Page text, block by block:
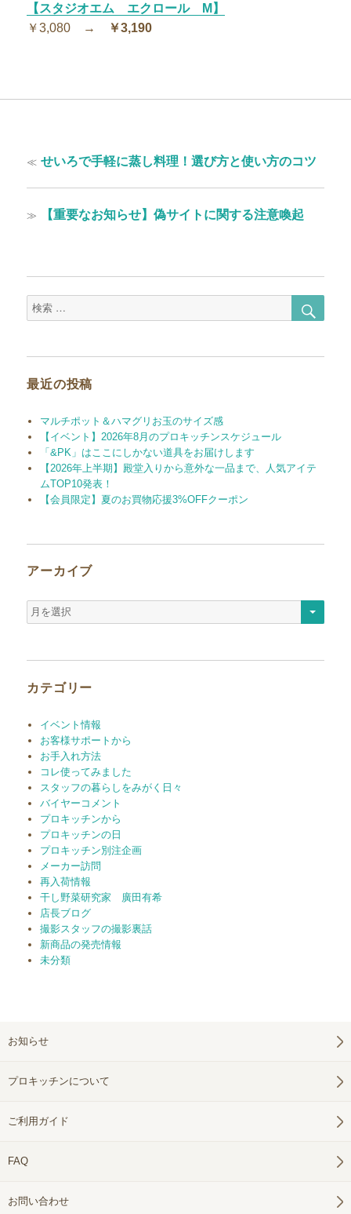
【スタジオエム エクロール M】
￥3,080 →
￥3,190
稿
ナ
ビ
シ
ョ
≪ 過
の
投
稿:
せいろで手軽に蒸し料理！選び方と使い方のコツ
≫
次【重要なお知らせ】偽サイトに関する注意喚起
検
索
索
最近の投稿
マルチポット＆ハマグリお玉のサイズ感
【イベント】2026年8月のプロキッチンスケジュール
「&PK」はここにしかない道具をお届けします
【2026年上半期】殿堂入りから意外な一品まで、人気アイテ
ムTOP10発表！
【会員限定】夏のお買物応援3%OFFクーポン
アーカイブ
ア
ー
カテゴリー
イベント情報
お客様サポートから
お手入れ方法
コレ使ってみました
スタッフの暮らしをみがく日々
バイヤーコメント
プロキッチンから
プロキッチンの日
プロキッチン別注企画
メーカー訪問
再入荷情報
干し野菜研究家 廣田有希
店長ブログ
撮影スタッフの撮影裏話
新商品の発売情報
未分類
お知らせ
プロキッチンについて
ご利用ガイド
FAQ
お問い合わせ